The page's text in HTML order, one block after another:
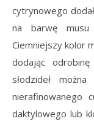
cytrynowego
na barwę musu
Ciemniejszy kolor
dodając
słodzideł
nierafinowanego
daktylowego lub